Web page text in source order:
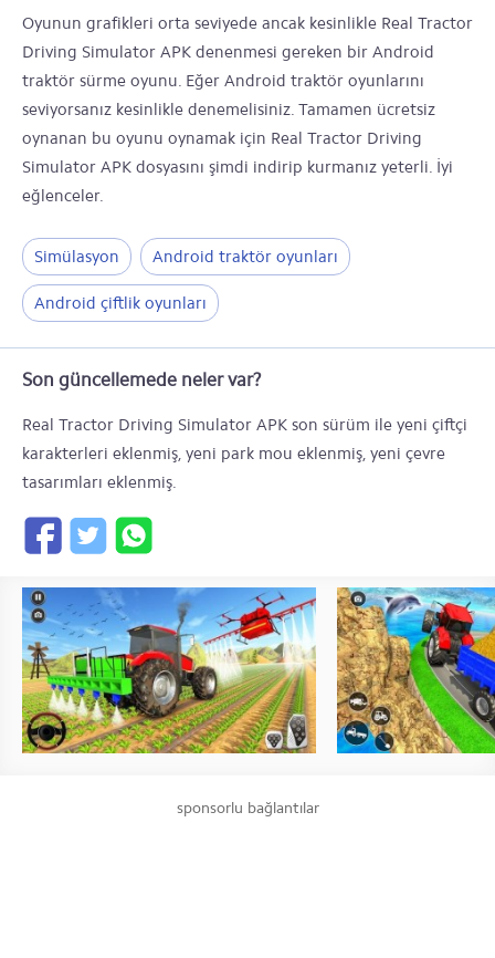
Oyunun grafikleri orta seviyede ancak kesinlikle Real Tractor
Driving Simulator APK denenmesi gereken bir Android
traktör sürme oyunu. Eğer Android traktör oyunlarını
seviyorsanız kesinlikle denemelisiniz. Tamamen ücretsiz
oynanan bu oyunu oynamak için Real Tractor Driving
Simulator APK dosyasını şimdi indirip kurmanız yeterli. İyi
eğlenceler.
Simülasyon Android traktör oyunları
Android çiftlik oyunları
Son güncellemede neler var?
Real Tractor Driving Simulator APK son sürüm ile yeni çiftçi
karakterleri eklenmiş, yeni park mou eklenmiş, yeni çevre
tasarımları eklenmiş.
sponsorlu bağlantılar